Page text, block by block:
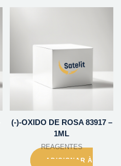
(-)-OXIDO DE ROSA 83917 –
1ML
REAGENTES
ADICIONAR À